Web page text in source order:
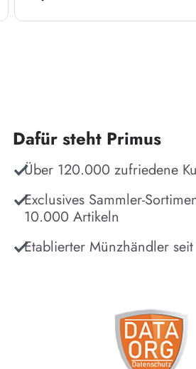
Dafür steht Primus
Über 120.000 zufriedene
Exclusives Sammler-
10.000 Artikeln
Etablierter Münzhändler